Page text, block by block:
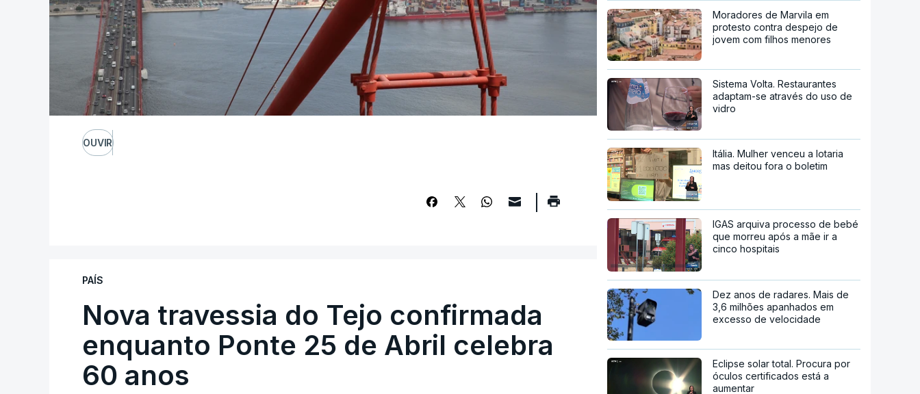
OUVIR
PAÍS
Nova travessia do Tejo confirmada
enquanto Ponte 25 de Abril celebra
60 anos
Moradores de Marvila em
protesto contra despejo de
jovem com filhos menores
Sistema Volta. Restaurantes
adaptam-se através do uso de
vidro
Itália. Mulher venceu a lotaria
mas deitou fora o boletim
IGAS arquiva processo de bebé
que morreu após a mãe ir a
cinco hospitais
Dez anos de radares. Mais de
3,6 milhões apanhados em
excesso de velocidade
Eclipse solar total. Procura por
óculos certificados está a
aumentar